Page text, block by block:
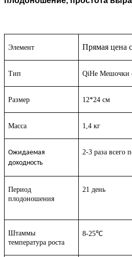
Элемент Прямая цена
Тип QiHe Мешочки
Размер 12*24 см
Масса 1,4 кг
Ожидаемая
доходность
2-3 раза всего
Период
плодоношения
21 день
Штаммы
температура роста
8-25℃